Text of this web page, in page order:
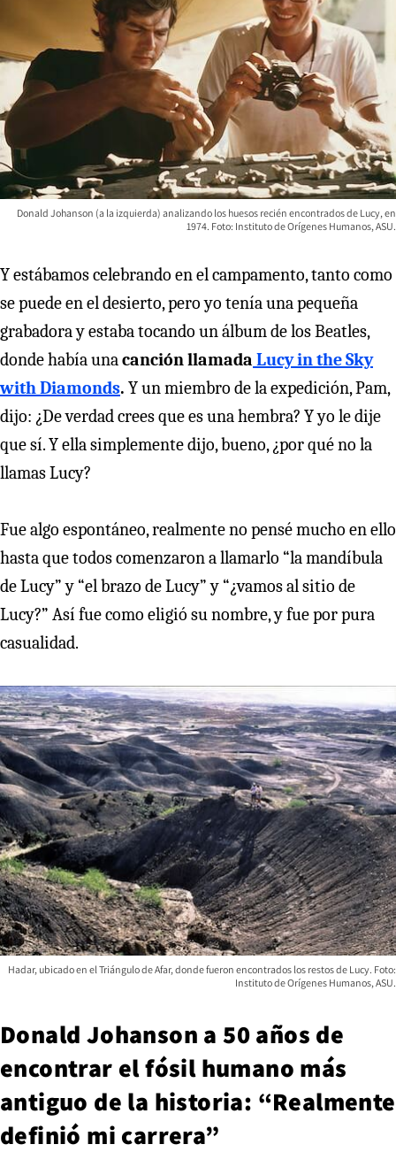
Donald Johanson (a la izquierda) analizando los huesos recién encontrados de Lucy, en
1974. Foto: Instituto de Orígenes Humanos, ASU.
Y estábamos celebrando en el campamento, tanto como
se puede en el desierto, pero yo tenía una pequeña
grabadora y estaba tocando un álbum de los Beatles,
donde había unacanción llamada Lucy in the Sky
with Diamonds. Y un miembro de la expedición, Pam,
dijo: ¿De verdad crees que es una hembra? Y yo le dije
que sí. Y ella simplemente dijo, bueno, ¿por qué no la
llamas Lucy?
Fue algo espontáneo, realmente no pensé mucho en ello
hasta que todos comenzaron a llamarlo “la mandíbula
de Lucy” y “el brazo de Lucy” y “¿vamos al sitio de
Lucy?” Así fue como eligió su nombre, y fue por pura
casualidad.
Hadar, ubicado en el Triángulo de Afar, donde fueron encontrados los restos de Lucy. Foto:
Instituto de Orígenes Humanos, ASU.
Donald Johanson a 50 años de
encontrar el fósil humano más
antiguo de la historia: “Realmente
definió mi carrera”